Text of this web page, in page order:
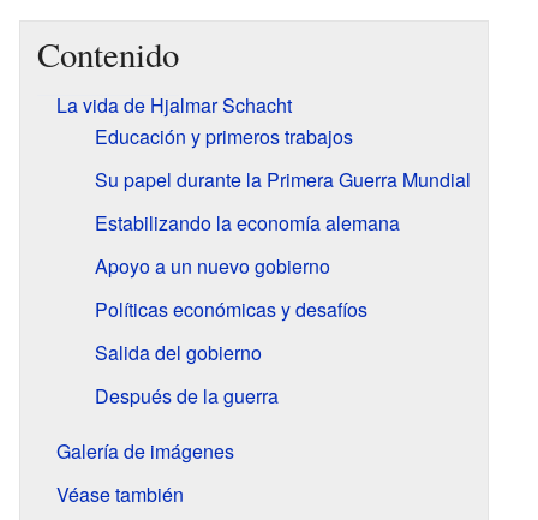
Contenido
La vida de Hjalmar Schacht
Educación y primeros trabajos
Su papel durante la Primera Guerra Mundial
Estabilizando la economía alemana
Apoyo a un nuevo gobierno
Políticas económicas y desafíos
Salida del gobierno
Después de la guerra
Galería de imágenes
Véase también